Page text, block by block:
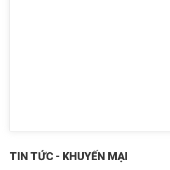
TIN TỨC - KHUYẾN MẠI